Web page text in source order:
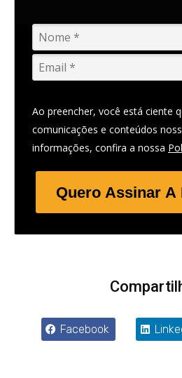
Ao preencher, você está ciente
comunicações e conteúdos
informações, confira a nossa
Quero Assinar A
Facebook